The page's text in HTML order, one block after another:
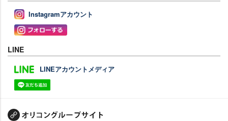
Instagramアカウント
LINE
LINEアカウントメディア